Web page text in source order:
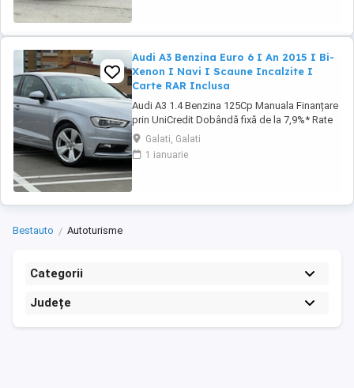
Audi A3 Benzina Euro 6 I An 2015 I Bi-
Xenon I Navi I Scaune Incalzite I
Carte RAR Inclusa
Audi A3 1.4 Benzina 125Cp Manuala Finanțare
prin UniCredit Dobândă fixă de la 7,9%* Rate
fixe pe toată perioada finanțării Aprobare
rapidă Garanție inclusă pentru autoturismele
eligibile Transport la domiciliu, în funcție de
Galati, Galati
1 ianuarie
Bestauto Autoturisme
Categorii
Județe